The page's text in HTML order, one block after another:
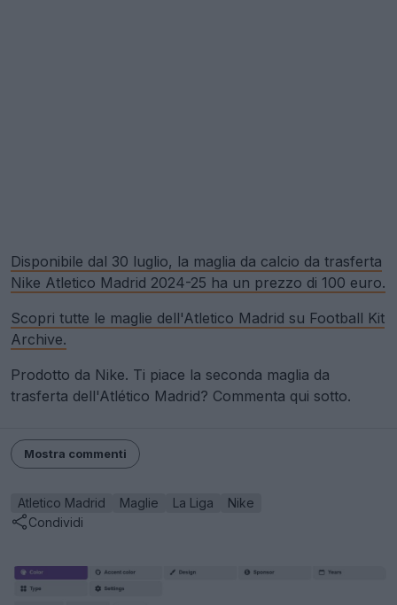
Disponibile dal 30 luglio, la maglia da calcio da trasferta
Nike Atletico Madrid 2024-25 ha un prezzo di 100 euro.
Scopri tutte le maglie dell'Atletico Madrid su Football Kit
Archive.
Prodotto da Nike. Ti piace la seconda maglia da
trasferta dell'Atlético Madrid? Commenta qui sotto.
Mostra commenti
Atletico Madrid Maglie La Liga
Nike
Condividi